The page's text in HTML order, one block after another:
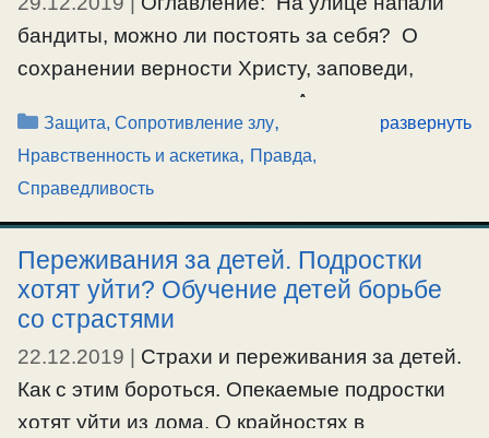
человеку грубую физическую плоть, которая
смертна и …
Ещё…
#болезнь,#пост
бандиты, можно ли постоять за себя? О
сохранении верности Христу, заповеди,
совести, вплоть до смерти. А если постоянно
унижают? О противостоянии злу. На улице
напали бандиты, можно ли постоять за себя?
Аноним: А если на улице напали бандиты на
православного, то он должен за себя
постоять или пусть убивают?. О.Серафим:
Греха …
Ещё…
#защита ,#сопротивлениезлу
Рубрики
Защита, Сопротивление злу,
Нравственность и аскетика, Правда,
Справедливость
развернуть
Переживания за детей. Подростки
хотят уйти? Обучение детей борьбе
со страстями
22.12.2019 | Страхи и переживания за детей.
Как с этим бороться. Опекаемые подростки
хотят уйти из дома. О крайностях в